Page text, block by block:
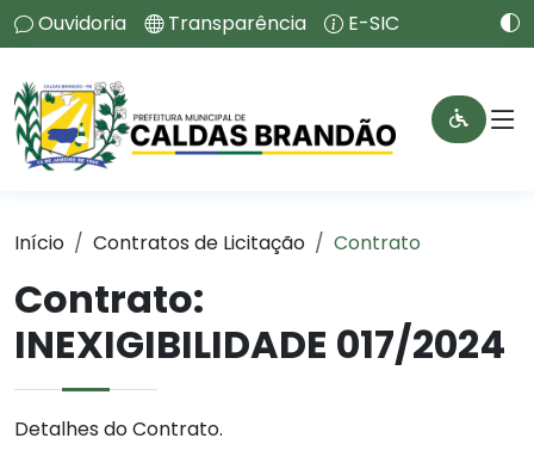
Ouvidoria Transparência E-SIC
Início Contratos de Licitação Contrato
Contrato:
INEXIGIBILIDADE 017/2024
Detalhes do Contrato.